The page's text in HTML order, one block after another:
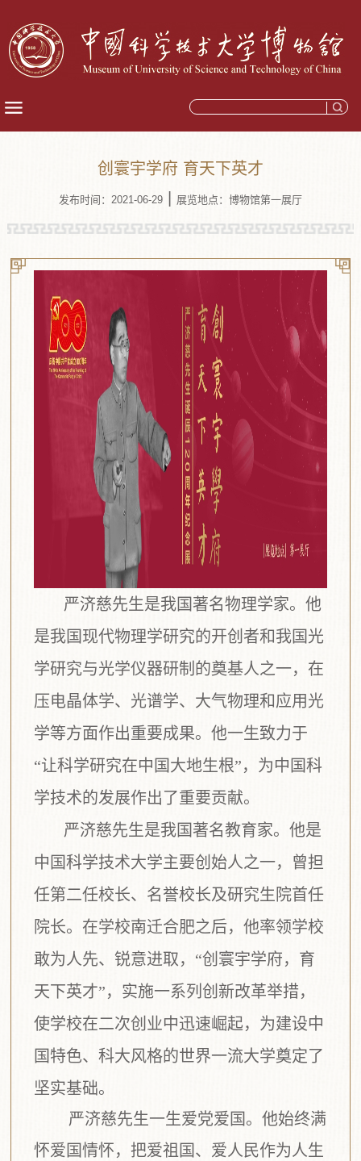
创寰宇学府 育天下英才
发布时间：2021-06-29| 展览地点：博物馆第一展厅
严济慈先生是我国著名物理学家。他
是我国现代物理学研究的开创者和我国光
学研究与光学仪器研制的奠基人之一，在
压电晶体学、光谱学、大气物理和应用光
学等方面作出重要成果。他一生致力于
“让科学研究在中国大地生根”，为中国科
学技术的发展作出了重要贡献。
严济慈先生是我国著名教育家。他是
中国科学技术大学主要创始人之一，曾担
任第二任校长、名誉校长及研究生院首任
院长。在学校南迁合肥之后，他率领学校
敢为人先、锐意进取， “创寰宇学府，育
天下英才”， 实施一系列创新改革举措，
使学校在二次创业中迅速崛起，为建设中
国特色、科大风格的世界一流大学奠定了
坚实基础。
严济慈先生一生爱党爱国。他始终满
怀爱国情怀，把爱祖国、爱人民作为人生